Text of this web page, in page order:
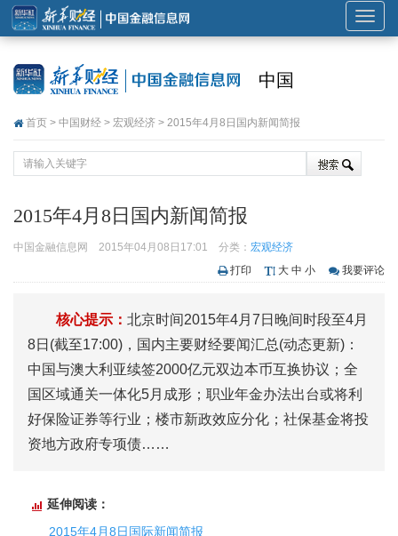
展
开
中国
首页 > 中国财经 > 宏观经济 > 2015年4月8日国内新闻简报
2015年4月8日国内新闻简报
中国金融信息网 2015年04月08日17:01 分类： 宏观经济
打印
大 中 小 我要评论
核心提示： 北京时间2015年4月7日晚间时段至4月
8日(截至17:00)，国内主要财经要闻汇总(动态更新)：
中国与澳大利亚续签2000亿元双边本币互换协议；全
国区域通关一体化5月成形；职业年金办法出台或将利
好保险证券等行业；楼市新政效应分化；社保基金将投
资地方政府专项债……
延伸阅读：
2015年4月8日国际新闻简报